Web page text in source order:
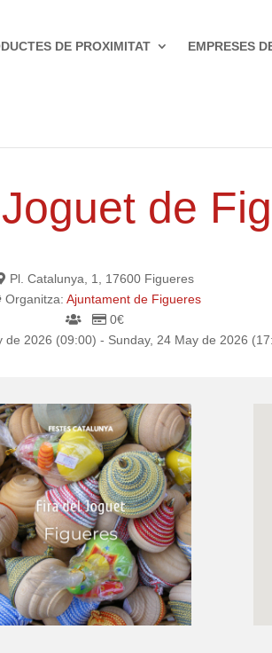
DE PROXIMITAT EMPRESES
de
Pl. Catalunya, 1, 17600 Figueres
Organitza: Ajuntament de Figueres
0€
de 2026 (09:00) - Sunday, 24 May de 2026